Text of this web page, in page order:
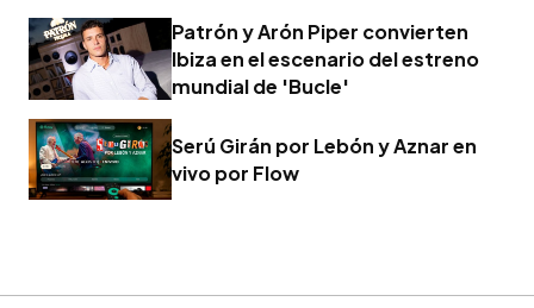
Patrón y Arón Piper convierten
Ibiza en el escenario del estreno
mundial de 'Bucle'
Serú Girán por Lebón y Aznar en
vivo por Flow